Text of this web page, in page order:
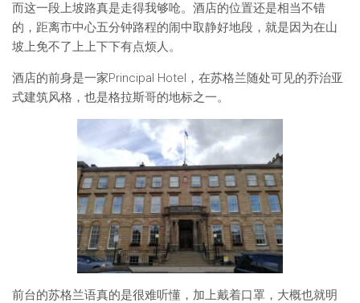
而这一段上坡路真是走得我够呛。酒店的位置还是相当不错
的，距离市中心五分钟路程的闹中取静好地段，就是因为在山
坡上免不了上上下下有点烦人。
酒店的前身是一家Principal Hotel，在苏格兰随处可见的乔治亚
式建筑风格，也是格拉斯哥的地标之一。
前台的苏格兰语真的是很难听懂，加上戴着口罩，大概也就明